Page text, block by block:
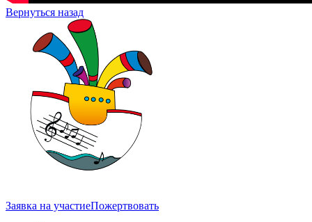
Вернуться назад
Заявка на участиеПожертвовать